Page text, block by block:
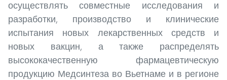
осуществлять совместные исследования и
разработки, производство и клинические
испытания новых лекарственных средств и
новых вакцин, а также распределять
высококачественную фармацевтическую
продукцию Медсинтеза во Вьетнаме и в регионе